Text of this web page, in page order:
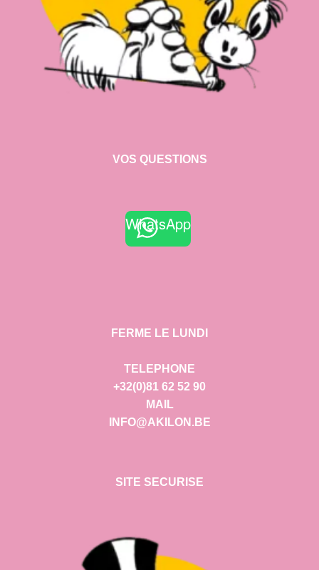
VOS QUESTIONS
WhatsApp
FERME LE LUNDI
TELEPHONE
+32(0)81 62 52 90
MAIL
INFO@AKILON.BE
SITE SECURISE